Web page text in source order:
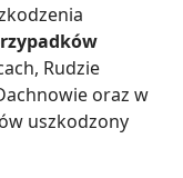
Rudzie
oraz w
uszkodzony